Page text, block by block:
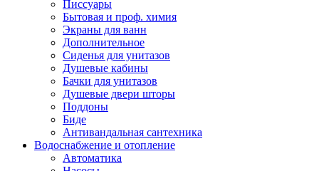
Писсуары
Бытовая и проф. химия
Экраны для ванн
Дополнительное
Сиденья для унитазов
Душевые кабины
Бачки для унитазов
Душевые двери шторы
Поддоны
Биде
Антивандальная сантехника
Водоснабжение и отопление
Автоматика